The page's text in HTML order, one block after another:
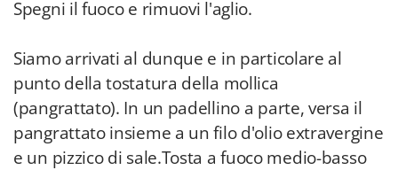
Spegni il fuoco e rimuovi l'aglio.
Siamo arrivati al dunque e in particolare al
punto della tostatura della mollica
(pangrattato). In un padellino a parte, versa il
pangrattato insieme a un filo d'olio extravergine
e un pizzico di sale.Tosta a fuoco medio-basso